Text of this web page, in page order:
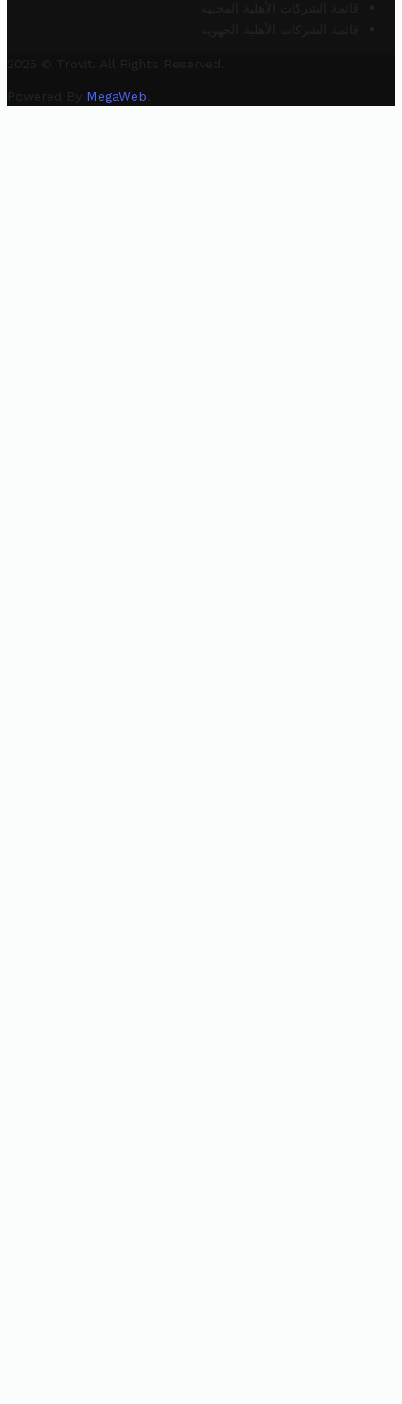
قائمة الشركات الأهلية المحلية
قائمة الشركات الأهلية الجهوية
2025 © Trovit. All Rights Reserved.
Powered By MegaWeb